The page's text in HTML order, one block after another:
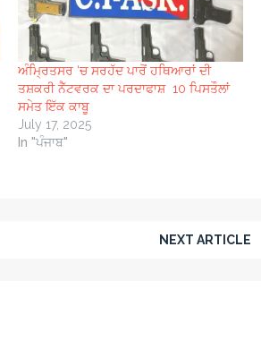
ਅੰਮ੍ਰਿਤਸਰ ‘ਚ ਸਰਹੱਦ ਪਾਰੋਂ ਹਥਿਆਰਾਂ ਦੀ
ਤਸ਼ਕਰੀ ਨੈੱਟਵਰਕ ਦਾ ਪਰਦਾਫਾਸ਼ 10 ਪਿਸਤੌਲਾਂ
ਸਮੇਤ ਇੱਕ ਕਾਬੂ
July 17, 2025
In "ਪੰਜਾਬ"
NEXT ARTICLE